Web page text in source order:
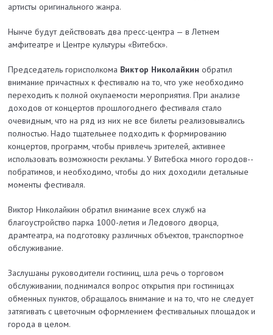
артисты оригинального жанра.
Нынче будут действовать два пресс-­центра — в Летнем
амфитеатре и Центре культуры «Витебск».
Председатель горисполкома Виктор Николайкин обратил
внимание причастных к фестивалю на то, что уже необходимо
переходить к полной окупаемости мероприятия. При анализе
доходов от концертов прошлогоднего фестиваля стало
очевидным, что на ряд из них не все билеты реализовывались
полностью. Надо тщательнее подходить к формированию
концертов, программ, чтобы привлечь зрителей, активнее
использовать возможности рекламы. У Витебска много городов-­
побратимов, и необходимо, чтобы до них доходили детальные
моменты фес­тиваля.
Виктор Николайкин обратил внимание всех служб на
благоустройство парка 1000-­летия и Ледового дворца,
драмтеатра, на подготовку различных объектов, транспортное
обслуживание.
Заслушаны руководители гостиниц, шла речь о торговом
обслуживании, поднимался вопрос открытия при гостиницах
обменных пунктов, обращалось внимание и на то, что не следует
затягивать с цветочным оформлением фестивальных площадок и
города в целом.